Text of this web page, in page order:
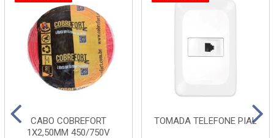
CABO COBREFORT
1X2,50MM 450/750V
TOMADA TELEFONE PIAL